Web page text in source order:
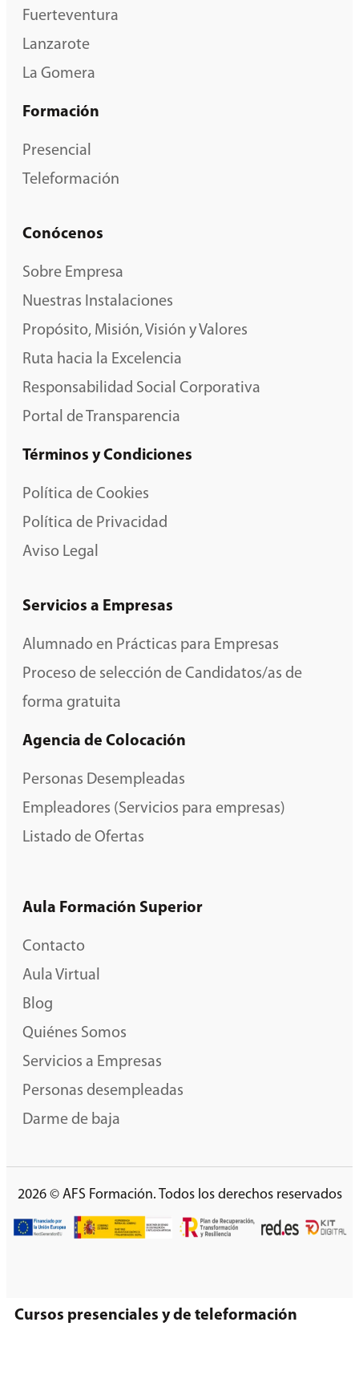
Fuerteventura
Lanzarote
La Gomera
Formación
Presencial
Teleformación
Conócenos
Sobre Empresa
Nuestras Instalaciones
Propósito, Misión, Visión y Valores
Ruta hacia la Excelencia
Responsabilidad Social Corporativa
Portal de Transparencia
Términos y Condiciones
Política de Cookies
Política de Privacidad
Aviso Legal
Servicios a Empresas
Alumnado en Prácticas para Empresas
Proceso de selección de Candidatos/as de
forma gratuita
Agencia de Colocación
Personas Desempleadas
Empleadores (Servicios para empresas)
Listado de Ofertas
Aula Formación Superior
Contacto
Aula Virtual
Blog
Quiénes Somos
Servicios a Empresas
Personas desempleadas
Darme de baja
2026 © AFS Formación. Todos los derechos reservados
Cursos presenciales y de teleformación